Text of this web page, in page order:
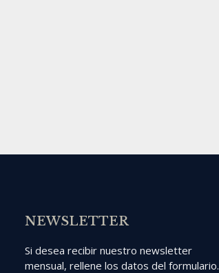
NEWSLETTER
Si desea recibir nuestro newsletter
mensual, rellene los datos del formulario.